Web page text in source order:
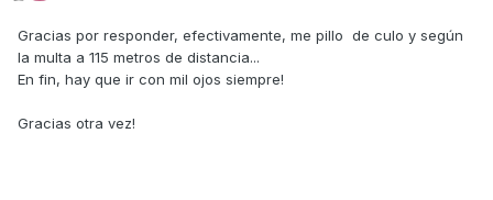
Gracias por responder, efectivamente, me pillo de culo y según
la multa a 115 metros de distancia...
En fin, hay que ir con mil ojos siempre!
Gracias otra vez!